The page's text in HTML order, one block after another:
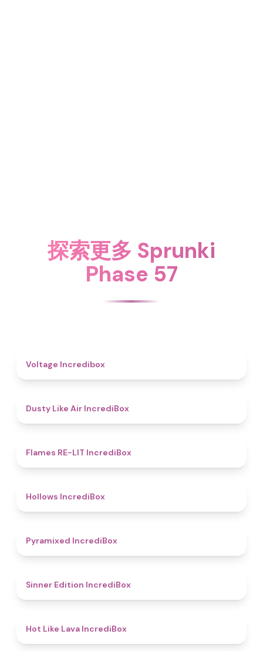
探索更多 Sprunki
Phase 57
Voltage Incredibox
Dusty Like Air IncrediBox
Flames RE-LIT IncrediBox
Hollows IncrediBox
Pyramixed IncrediBox
Sinner Edition IncrediBox
Hot Like Lava IncrediBox